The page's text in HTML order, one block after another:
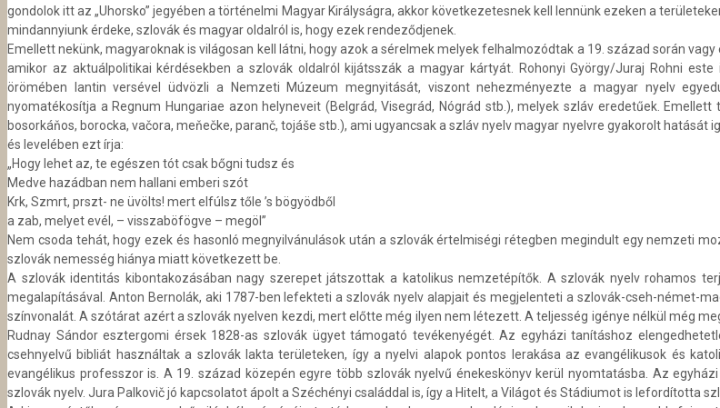
gondolok itt az „Uhorsko” jegyében a történelmi Magyar Királyságra, akkor következetesnek kell lennünk ezeken a
mindannyiunk érdeke, szlovák és magyar oldalról is, hogy ezek rendeződjenek.
Emellett nekünk, magyaroknak is világosan kell látni, hogy azok a sérelmek melyek felhalmozódtak a 19. század során
amikor az aktuálpolitikai kérdésekben a szlovák oldalról kijátsszák a magyar kártyát. Rohonyi György/Juraj Rohni
örömében lantin versével üdvözli a Nemzeti Múzeum megnyitását, viszont nehezményezte a magyar nyelv
nyomatékosítja a Regnum Hungariae azon helyneveit (Belgrád, Visegrád, Nógrád stb.), melyek szláv eredetűek.
bosorkáňos, borocka, vačora, meňečke, paranč, tojáše stb.), ami ugyancsak a szláv nyelv magyar nyelvre gyakorolt
és levelében ezt írja:
„Hogy lehet az, te egészen tót csak bőgni tudsz és
Medve hazádban nem hallani emberi szót
Krk, Szmrt, prszt- ne üvölts! mert elfúlsz tőle ’s bögyödből
a zab, melyet evél, – visszaböfögve – megöl”
Nem csoda tehát, hogy ezek és hasonló megnyilvánulások után a szlovák értelmiségi rétegben megindult egy nemzeti
szlovák nemesség hiánya miatt következett be.
A szlovák identitás kibontakozásában nagy szerepet játszottak a katolikus nemzetépítők. A szlovák nyelv rohamos
megalapításával. Anton Bernolák, aki 1787-ben lefekteti a szlovák nyelv alapjait és megjelenteti a szlovák-cseh-német-
színvonalát. A szótárat azért a szlovák nyelven kezdi, mert előtte még ilyen nem létezett. A teljesség igénye nélkül még
Rudnay Sándor esztergomi érsek 1828-as szlovák ügyet támogató tevékenyégét. Az egyházi tanításhoz
csehnyelvű bibliát használtak a szlovák lakta területeken, így a nyelvi alapok pontos lerakása az evangélikusok és
evangélikus professzor is. A 19. század közepén egyre több szlovák nyelvű énekeskönyv kerül nyomtatásba. Az
szlovák nyelv. Jura Palkovič jó kapcsolatot ápolt a Széchényi családdal is, így a Hitelt, a Világot és Stádiumot is lefordította